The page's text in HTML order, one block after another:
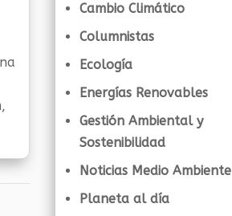
Cambio Climático
Columnistas
Ecología
Energías Renovables
Gestión Ambiental y
Sostenibilidad
Noticias Medio Ambiente
Planeta al día